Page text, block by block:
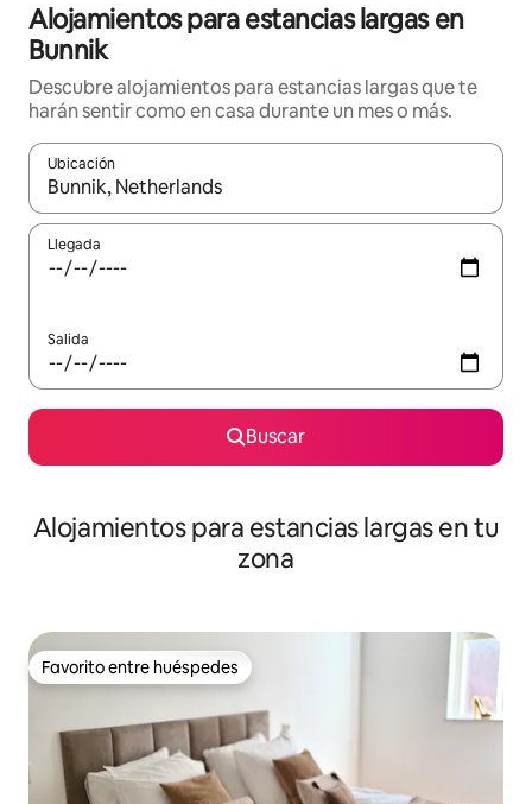
Alojamientos para estancias largas en
Bunnik
Descubre alojamientos para estancias largas que te
harán sentir como en casa durante un mes o más.
Ubicación
Cuando los resultados estén disponibles, podrás navegar
Llegada
Salida
Buscar
Alojamientos para estancias largas en tu
zona
Favorito entre huéspedes
Favorito entre huéspedes